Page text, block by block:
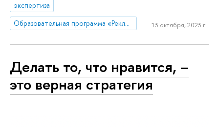
экспертиза
Образовательная программа «Реклама и связи с общественностью»
13 октября, 2023 г.
Делать то, что нравится, –
это верная стратегия